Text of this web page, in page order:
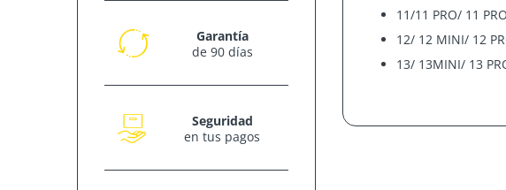
Garantía
de 90 días
Seguridad
en tus pagos
11/11 PRO/ 11
12/ 12 MINI/ 12
13/ 13MINI/ 13